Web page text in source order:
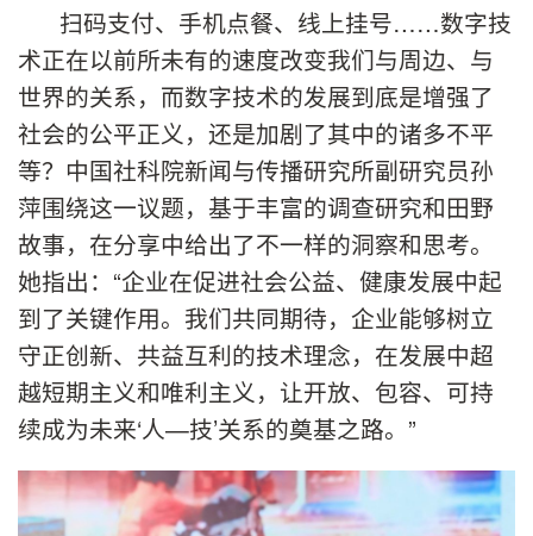
扫码支付、手机点餐、线上挂号……数字技
术正在以前所未有的速度改变我们与周边、与
世界的关系，而数字技术的发展到底是增强了
社会的公平正义，还是加剧了其中的诸多不平
等？中国社科院新闻与传播研究所副研究员孙
萍围绕这一议题，基于丰富的调查研究和田野
故事，在分享中给出了不一样的洞察和思考。
她指出：“企业在促进社会公益、健康发展中起
到了关键作用。我们共同期待，企业能够树立
守正创新、共益互利的技术理念，在发展中超
越短期主义和唯利主义，让开放、包容、可持
续成为未来‘人—技’关系的奠基之路。”